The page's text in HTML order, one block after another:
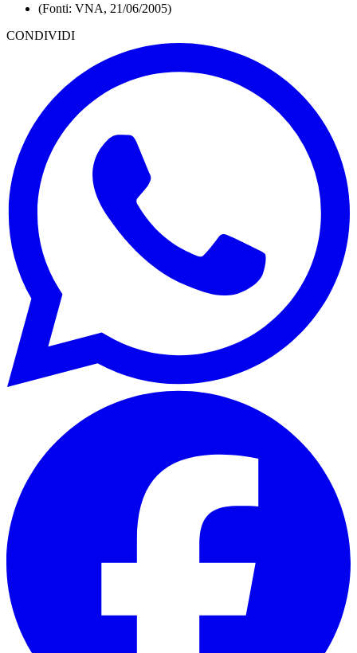
(Fonti: VNA, 21/06/2005)
CONDIVIDI